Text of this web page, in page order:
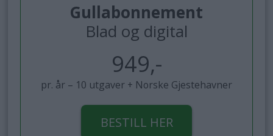
Gullabonnement
Blad og digital
949,-
pr. år – 10 utgaver + Norske Gjestehavner
BESTILL HER